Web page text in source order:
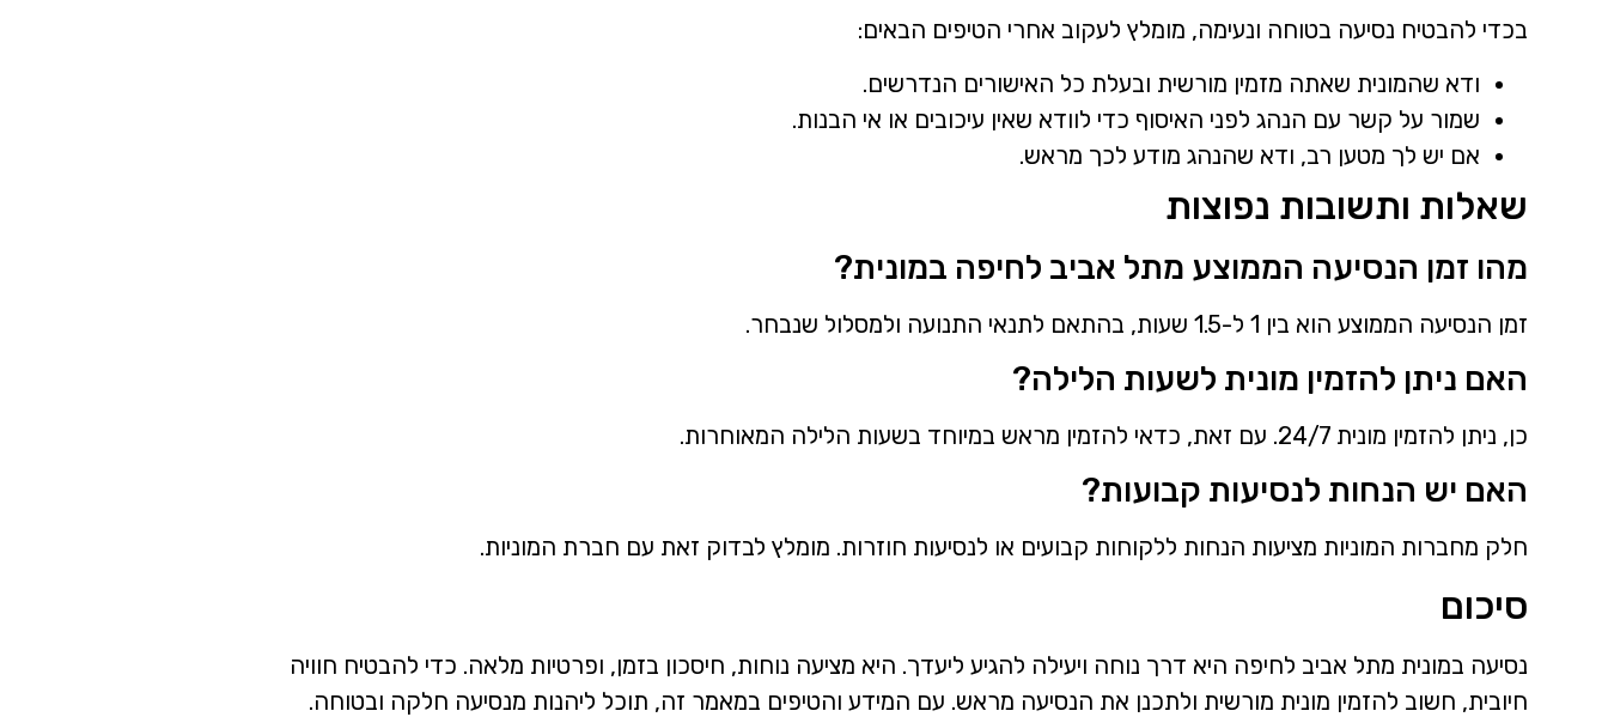
בכדי להבטיח נסיעה בטוחה ונעימה, מומלץ לעקוב אחרי הטיפים הבאים:
ודא שהמונית שאתה מזמין מורשית ובעלת כל האישורים הנדרשים.
שמור על קשר עם הנהג לפני האיסוף כדי לוודא שאין עיכובים או אי הבנות.
אם יש לך מטען רב, ודא שהנהג מודע לכך מראש.
שאלות ותשובות נפוצות
מהו זמן הנסיעה הממוצע מתל אביב לחיפה במונית?
זמן הנסיעה הממוצע הוא בין 1 ל-1.5 שעות, בהתאם לתנאי התנועה ולמסלול שנבחר.
האם ניתן להזמין מונית לשעות הלילה?
כן, ניתן להזמין מונית 24/7. עם זאת, כדאי להזמין מראש במיוחד בשעות הלילה המאוחרות.
האם יש הנחות לנסיעות קבועות?
חלק מחברות המוניות מציעות הנחות ללקוחות קבועים או לנסיעות חוזרות. מומלץ לבדוק זאת עם חברת המוניות.
סיכום
נסיעה במונית מתל אביב לחיפה היא דרך נוחה ויעילה להגיע ליעדך. היא מציעה נוחות, חיסכון בזמן, ופרטיות מלאה. כדי להבטיח חוויה
חיובית, חשוב להזמין מונית מורשית ולתכנן את הנסיעה מראש. עם המידע והטיפים במאמר זה, תוכל ליהנות מנסיעה חלקה ובטוחה.